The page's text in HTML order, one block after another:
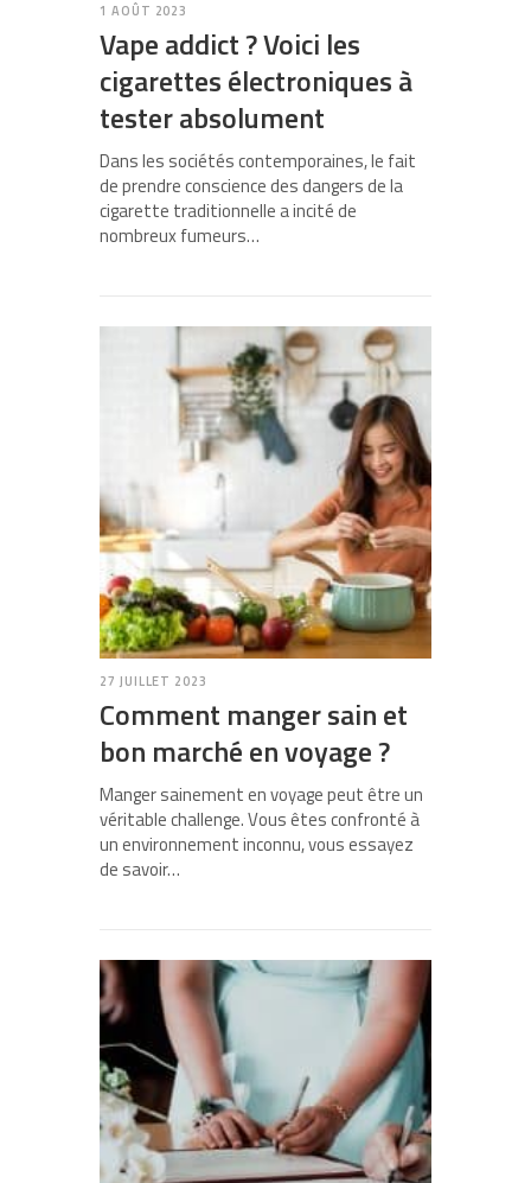
1 AOÛT 2023
Vape addict ? Voici les
cigarettes électroniques à
tester absolument
Dans les sociétés contemporaines, le fait
de prendre conscience des dangers de la
cigarette traditionnelle a incité de
nombreux fumeurs…
27 JUILLET 2023
Comment manger sain et
bon marché en voyage ?
Manger sainement en voyage peut être un
véritable challenge. Vous êtes confronté à
un environnement inconnu, vous essayez
de savoir…